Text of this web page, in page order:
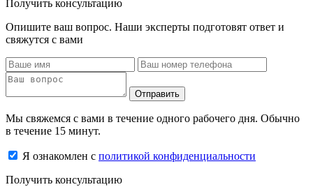
Получить консультацию
Опишите ваш вопрос. Наши эксперты подготовят ответ и
свяжутся с вами
Отправить
Мы свяжемся с вами в течение одного рабочего дня. Обычно
в течение 15 минут.
Я ознакомлен с политикой конфиденциальности
Получить консультацию